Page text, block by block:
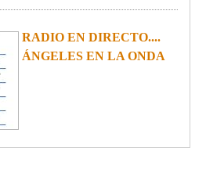
ESCOLARIZACIÓN
CURSO 24-25